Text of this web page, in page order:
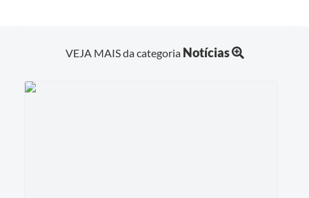
VEJA MAIS da categoria Notícias